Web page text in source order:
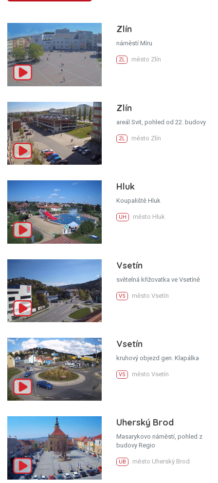
Zlín
náměstí Míru
ZL město Zlín
Zlín
areál Svit, pohled od 22. budovy
ZL město Zlín
Hluk
Koupaliště Hluk
UH město Hluk
Vsetín
světelná křižovatka ve Vsetíně
VS město Vsetín
Vsetín
kruhový objezd gen. Klapálka
VS město Vsetín
Uherský Brod
Masarykovo náměstí, pohled z
budovy Regio
UB město Uherský Brod